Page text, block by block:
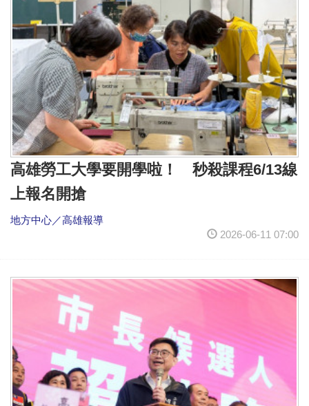
高雄勞工大學要開學啦！ 秒殺課程6/13線
上報名開搶
地方中心／高雄報導
2026-06-11 07:00